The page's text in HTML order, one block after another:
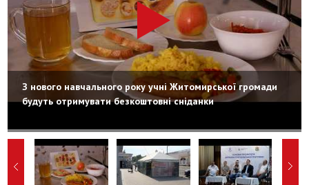
З нового навчального року учні Житомирської громади
будуть отримувати безкоштовні сніданки